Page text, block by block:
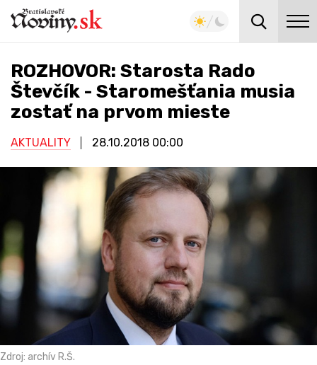
ROZHOVOR: Starosta Rado
Števčík - Staromešťania musia
zostať na prvom mieste
AKTUALITY 28.10.2018 00:00
Zdroj: archív R.Š.